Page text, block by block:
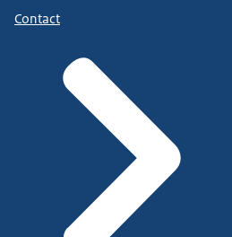
Contact